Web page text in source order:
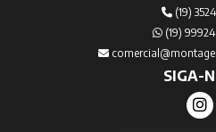
(19)
(19)
SIGA-